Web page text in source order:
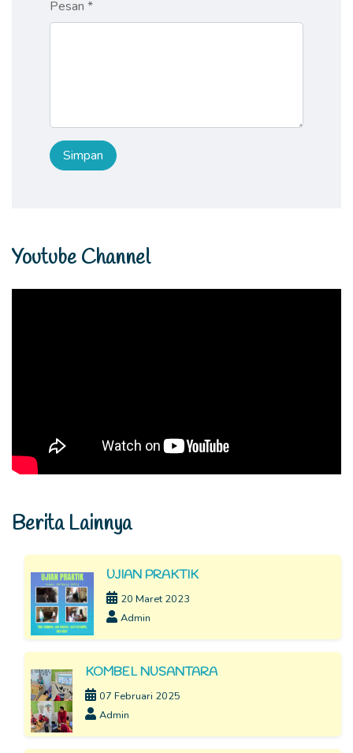
Pesan *
Youtube Channel
Berita Lainnya
UJIAN PRAKTIK
20 Maret 2023
Admin
KOMBEL NUSANTARA
07 Februari 2025
Admin